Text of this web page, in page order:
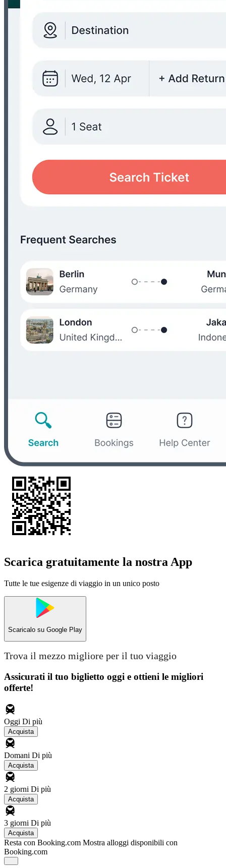
Scarica gratuitamente la nostra App
Tutte le tue esigenze di viaggio in un unico posto
Scaricalo su Google Play
Trova il mezzo migliore per il tuo viaggio
Assicurati il ​​tuo biglietto oggi e ottieni le migliori
offerte!
Oggi Di più
Acquista
Domani Di più
Acquista
2 giorni Di più
Acquista
3 giorni Di più
Acquista
Resta con Booking.com Mostra alloggi disponibili con
Booking.com